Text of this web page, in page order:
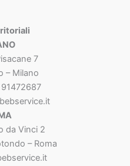
7
– Milano
da Vinci 2
– Roma